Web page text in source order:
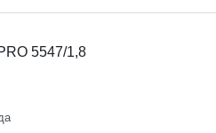
5547/1,8